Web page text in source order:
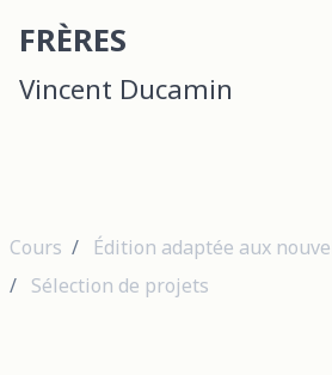
FRÈRES
Vincent Ducamin
Cours
Édition adaptée aux
Sélection de projets